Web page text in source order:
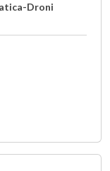
Droni